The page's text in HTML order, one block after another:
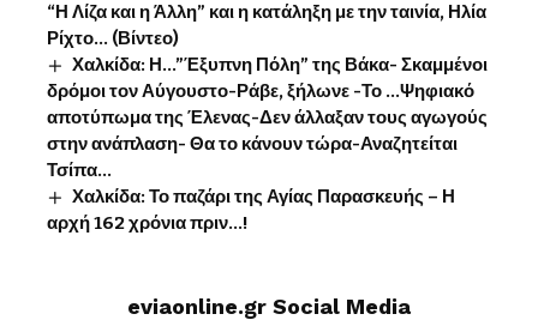
“Η Λίζα και η Άλλη” και η κατάληξη με την ταινία, Ηλία
Ρίχτο… (Βίντεο)
Χαλκίδα: Η…”Έξυπνη Πόλη” της Βάκα- Σκαμμένοι
δρόμοι τον Αύγουστο-Ράβε, ξήλωνε -Το …Ψηφιακό
αποτύπωμα της Έλενας-Δεν άλλαξαν τους αγωγούς
στην ανάπλαση- Θα το κάνουν τώρα-Αναζητείται
Τσίπα…
Χαλκίδα: Το παζάρι της Αγίας Παρασκευής – Η
αρχή 162 χρόνια πριν…!
eviaonline.gr Social Media